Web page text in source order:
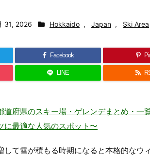
31, 2026 Hokkaido , Japan , Ski Area
Facebook
LINE
道府県のスキー場・ゲレンデまとめ・
に最適な人気のスポット〜
して雪が積もる時期になると本格的なウ